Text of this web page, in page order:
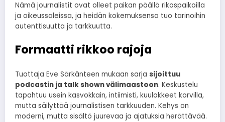
Nämä journalistit ovat olleet paikan päällä rikospaikoilla
ja oikeussaleissa, ja heidän kokemuksensa tuo tarinoihin
autenttisuutta ja tarkkuutta.
Formaatti rikkoo rajoja
Tuottaja Eve Särkänteen mukaan sarja sijoittuu
podcastin ja talk shown välimaastoon. Keskustelu
tapahtuu usein kasvokkain, intiimisti, kuulokkeet korvilla,
mutta säilyttää journalistisen tarkkuuden. Kehys on
moderni, mutta sisältö juurevaa ja ajatuksia herättävää.